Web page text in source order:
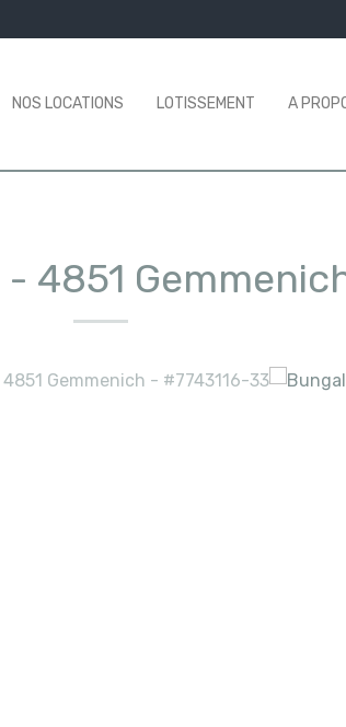
NOS LOCATIONS LOTISSEMENT A
- 4851